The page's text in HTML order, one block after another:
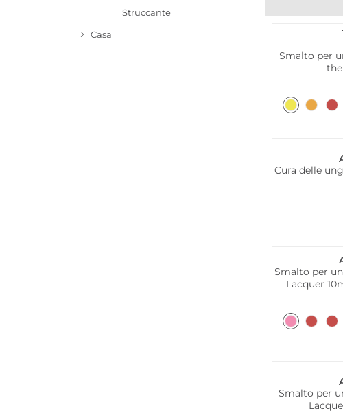
Struccante
Casa
Smalto per
Cura delle
Smalto per
Lacquer
Smalto per